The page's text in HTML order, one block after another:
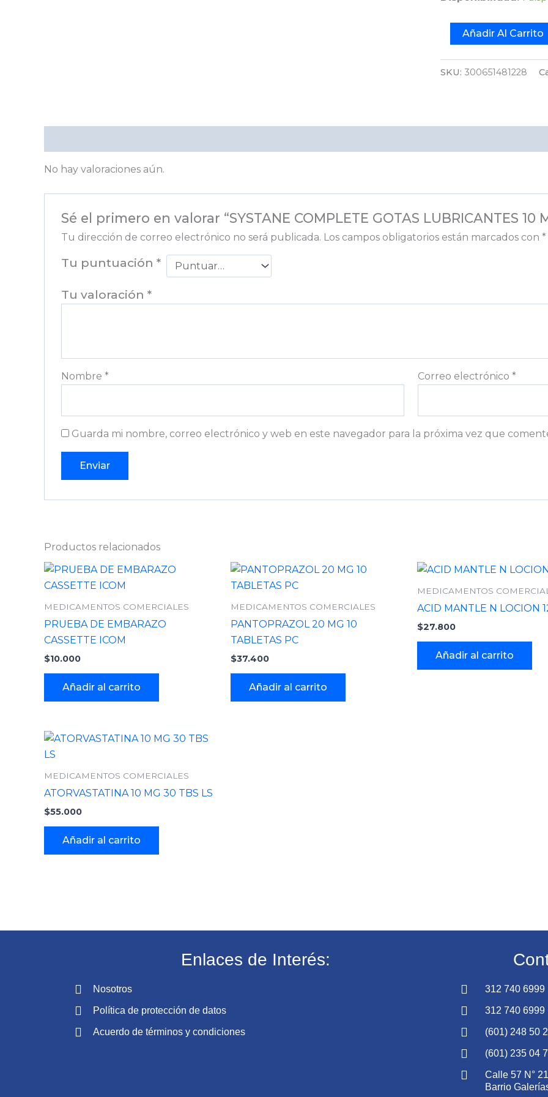
Añadir Al Carrito
SKU: 300651481228
No hay valoraciones aún.
Sé el primero en valorar “SYSTANE COMPLETE GOTAS LUBRICANTES 10
Tu dirección de correo electrónico no será publicada. Los campos obligatorios están marcados con *
Tu puntuación *
Tu valoración *
Nombre * Correo electrónico*
Guarda mi nombre, correo electrónico y web en este navegador para la próxima vez que
Productos relacionados
MEDICAMENTOS COMERCIALES
PRUEBA DE EMBARAZO
CASSETTE ICOM
$10.000
Añadir al carrito
MEDICAMENTOS COMERCIALES
PANTOPRAZOL 20 MG 10
TABLETAS PC
$37.400
Añadir al carrito
MEDICAMENTOS
ACID MANTLE N LOCION
$27.800
Añadir al carrito
MEDICAMENTOS COMERCIALES
ATORVASTATINA 10 MG 30 TBS LS
$55.000
Añadir al carrito
Enlaces de Interés:
Nosotros
Política de protección de datos
Acuerdo de términos y condiciones
312 740 6999
312 740 6999
(601) 248 50
(601) 235 04
Calle 57 N°
Barrio